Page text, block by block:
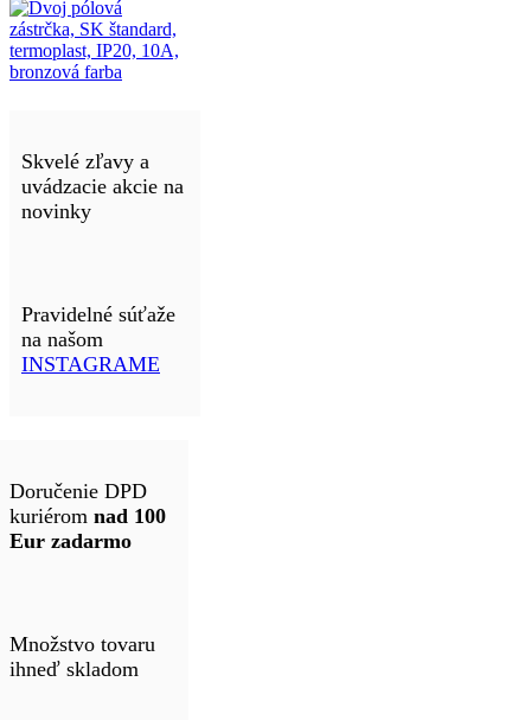
Skvelé zľavy a
uvádzacie akcie na
novinky
Pravidelné súťaže
na našom
INSTAGRAME
Doručenie DPD
kuriérom nad 100
Eur zadarmo
Množstvo tovaru
ihneď skladom